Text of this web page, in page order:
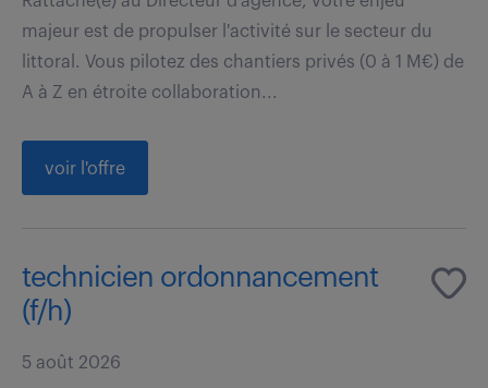
majeur est de propulser l'activité sur le secteur du
littoral. Vous pilotez des chantiers privés (0 à 1 M€) de
A à Z en étroite collaboration...
voir l'offre
technicien ordonnancement
(f/h)
5 août 2026